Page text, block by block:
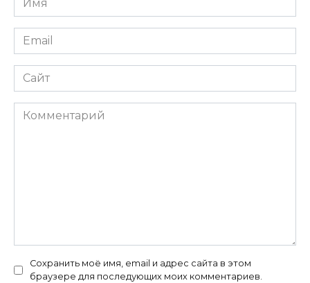
*
Email
*
Сайт
Комментарий
Сохранить моё имя, email и адрес сайта в этом
браузере для последующих моих комментариев.